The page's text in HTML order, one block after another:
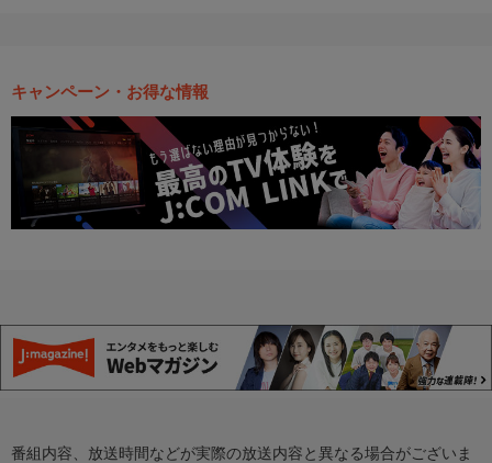
キャンペーン・お得な情報
番組内容、放送時間などが実際の放送内容と異なる場合がございま